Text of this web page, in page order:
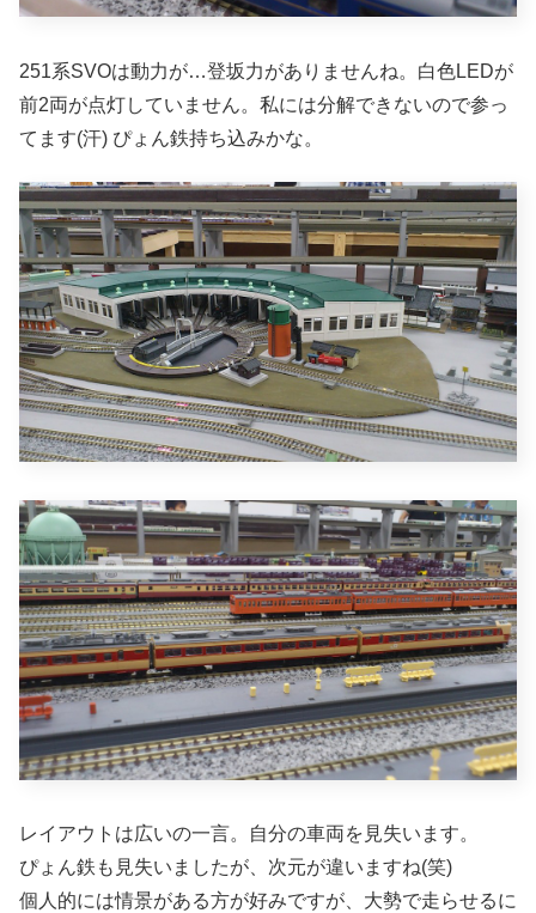
251系SVOは動力が…登坂力がありませんね。白色LEDが
前2両が点灯していません。私には分解できないので参っ
てます(汗) ぴょん鉄持ち込みかな。
レイアウトは広いの一言。自分の車両を見失います。
ぴょん鉄も見失いましたが、次元が違いますね(笑)
個人的には情景がある方が好みですが、大勢で走らせるに